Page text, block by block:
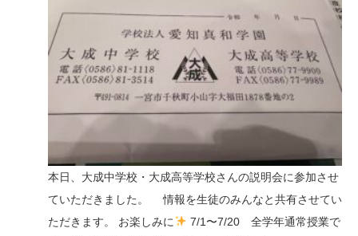
a
o
n
本日、大成中学校・大成高等学校さんの説明会に参加させ
ていただきました。 情報を生徒のみんなと共有させてい
ただきます。 お楽しみに
7/1〜7/20 全学年通常授業で